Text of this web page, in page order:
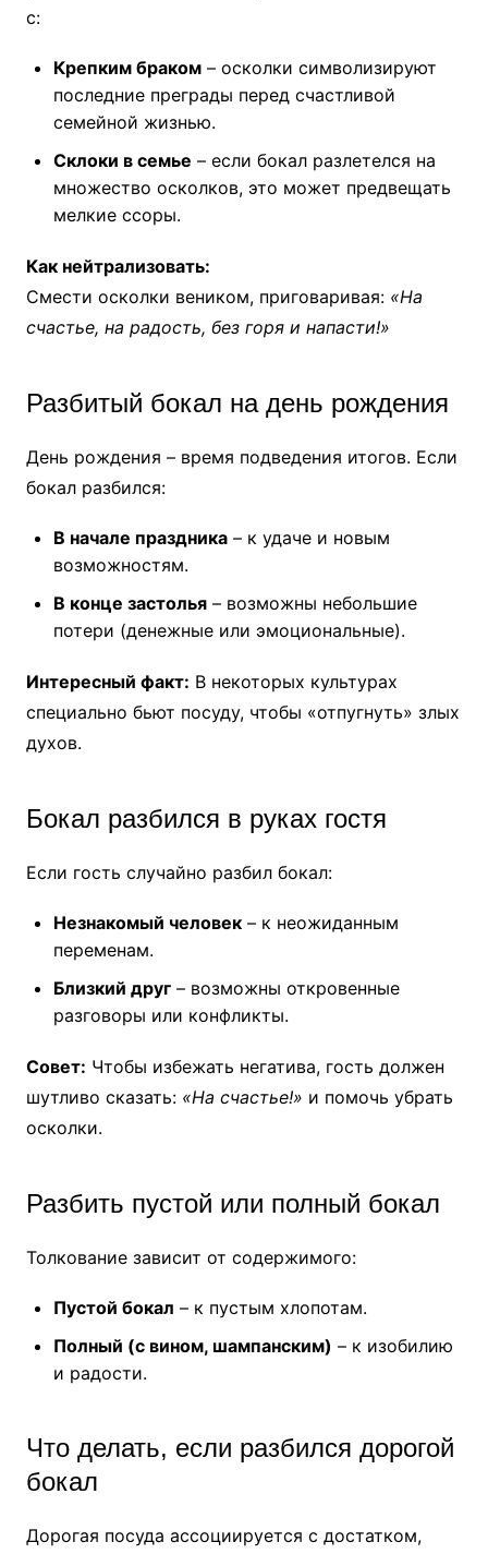
с:
Крепким браком– осколки символизируют
последние преграды перед счастливой
семейной жизнью.
Склоки в семье – если бокал разлетелся на
множество осколков, это может предвещать
мелкие ссоры.
Как нейтрализовать:
Смести осколки веником, приговаривая: «На
счастье, на радость, без горя и напасти!»
Разбитый бокал на день рождения
День рождения – время подведения итогов. Если
бокал разбился:
В начале праздника– к удаче и новым
возможностям.
В конце застолья– возможны небольшие
потери (денежные или эмоциональные).
Интересный факт: В некоторых культурах
специально бьют посуду, чтобы «отпугнуть» злых
духов.
Бокал разбился в руках гостя
Если гость случайно разбил бокал:
Незнакомый человек– к неожиданным
переменам.
Близкий друг– возможны откровенные
разговоры или конфликты.
Совет: Чтобы избежать негатива, гость должен
шутливо сказать: «На счастье!» и помочь убрать
осколки.
Разбить пустой или полный бокал
Толкование зависит от содержимого:
Пустой бокал – к пустым хлопотам.
Полный (с вином, шампанским) – к изобилию
и радости.
Что делать, если разбился дорогой
бокал
Дорогая посуда ассоциируется с достатком,